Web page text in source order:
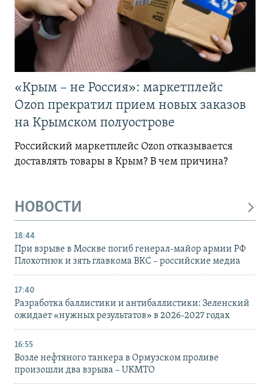
«Крым – не Россия»: маркетплейс
Ozon прекратил прием новых заказов
на Крымском полуострове
Российский маркетплейс Ozon отказывается
доставлять товары в Крым? В чем причина?
НОВОСТИ
18:44
При взрыве в Москве погиб генерал-майор армии РФ
Плохотнюк и зять главкома ВКС – российские медиа
17:40
Разработка баллистики и антибаллистики: Зеленский
ожидает «нужных результатов» в 2026-2027 годах
16:55
Возле нефтяного танкера в Ормузском проливе
произошли два взрыва – UKMTO